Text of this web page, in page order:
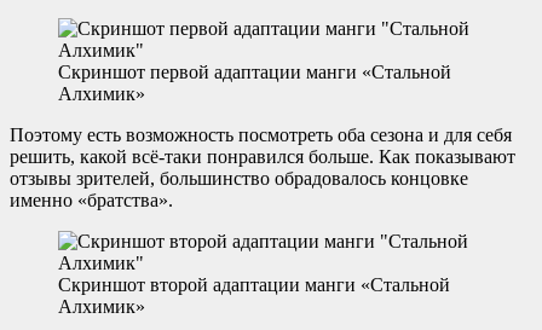
Скриншот первой адаптации манги «Стальной
Алхимик»
Поэтому есть возможность посмотреть оба сезона и для себя
решить, какой всё-таки понравился больше. Как показывают
отзывы зрителей, большинство обрадовалось концовке
именно «братства».
Скриншот второй адаптации манги «Стальной
Алхимик»